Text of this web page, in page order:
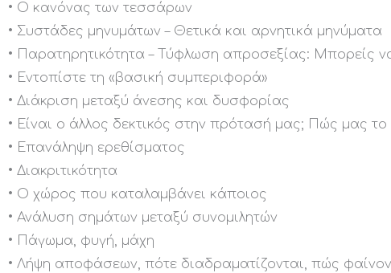
• Ο κανόνας των τεσσάρων
• Συστάδες μηνυμάτων – Θετικά και αρνητικά μηνύματα
• Παρατηρητικότητα – Τύφλωση απροσεξίας: Μπορείς
• Εντοπίστε τη «βασική συμπεριφορά»
• Διάκριση μεταξύ άνεσης και δυσφορίας
• Είναι ο άλλος δεκτικός στην πρότασή μας; Πώς μας το
• Επανάληψη ερεθίσματος
• Διακριτικότητα
• Ο χώρος που καταλαμβάνει κάποιος
• Ανάλυση σημάτων μεταξύ συνομιλητών
• Πάγωμα, φυγή, μάχη
• Λήψη αποφάσεων, πότε διαδραματίζονται, πώς